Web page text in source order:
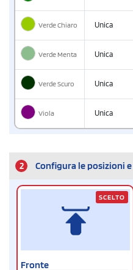
Verde Chiaro Unica
Verde Menta Unica
Verde Scuro Unica
Viola Unica
2 Configura le posizioni
Fronte
SCELTO